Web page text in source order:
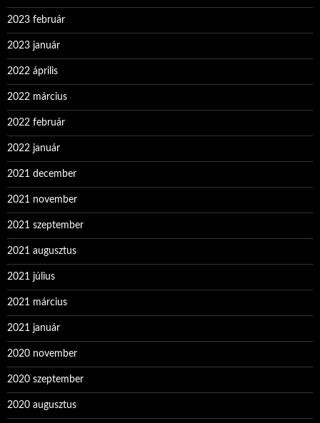
2023 február
2023 január
2022 április
2022 március
2022 február
2022 január
2021 december
2021 november
2021 szeptember
2021 augusztus
2021 július
2021 március
2021 január
2020 november
2020 szeptember
2020 augusztus